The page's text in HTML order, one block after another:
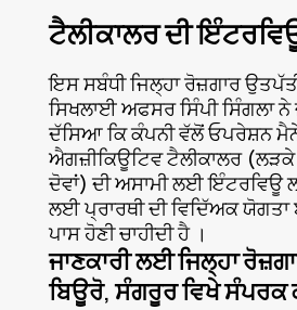
ਟੈਲੀਕਾਲਰ ਦੀ
ਇਸ ਸਬੰਧੀ ਜਿਲ੍ਹਾ ਰੋਜ਼ਗਾਰ
ਸਿਖਲਾਈ ਅਫਸਰ ਸਿੰਪੀ ਸਿੰਗਲਾ ਨੇ
ਦੱਸਿਆ ਕਿ ਕੰਪਨੀ ਵੱਲੋਂ ਓਪਰੇਸ਼ਨ
ਐਗਜ਼ੀਕਿਊਟਿਵ ਟੈਲੀਕਾਲਰ
ਦੋਵਾਂ) ਦੀ ਅਸਾਮੀ ਲਈ ਇੰਟਰਵਿਊ
ਲਈ ਪ੍ਰਾਰਥੀ ਦੀ ਵਿਦਿੱਅਕ ਯੋਗਤਾ
ਪਾਸ ਹੋਣੀ ਚਾਹੀਦੀ ਹੈ ।
ਜਾਣਕਾਰੀ ਲਈ ਜਿਲ੍ਹਾ
ਬਿਊਰੋ, ਸੰਗਰੂਰ ਵਿਖੇ